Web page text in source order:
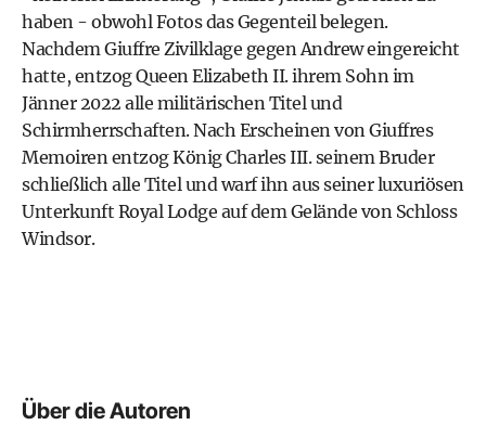
haben - obwohl Fotos das Gegenteil belegen.
Nachdem Giuffre Zivilklage gegen Andrew eingereicht
hatte, entzog Queen Elizabeth II. ihrem Sohn im
Jänner 2022 alle militärischen Titel und
Schirmherrschaften. Nach Erscheinen von Giuffres
Memoiren entzog König Charles III. seinem Bruder
schließlich alle Titel und warf ihn aus seiner luxuriösen
Unterkunft Royal Lodge auf dem Gelände von Schloss
Windsor.
Über die Autoren